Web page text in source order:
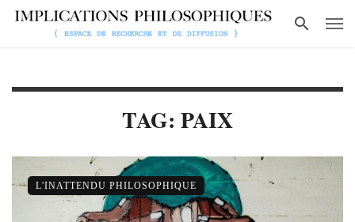
TAG: PAIX
L'INATTENDU PHILOSOPHIQUE